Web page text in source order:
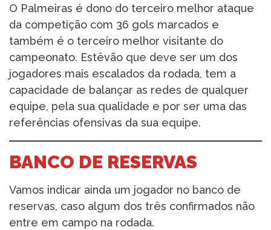
O Palmeiras é dono do terceiro melhor ataque
da competição com 36 gols marcados e
também é o terceiro melhor visitante do
campeonato. Estêvão que deve ser um dos
jogadores mais escalados da rodada, tem a
capacidade de balançar as redes de qualquer
equipe, pela sua qualidade e por ser uma das
referências ofensivas da sua equipe.
BANCO DE RESERVAS
Vamos indicar ainda um jogador no banco de
reservas, caso algum dos três confirmados não
entre em campo na rodada.